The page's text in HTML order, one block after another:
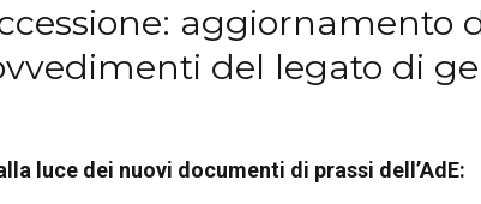
aggiornamento
del legato di
luce dei nuovi documenti di prassi dell’AdE: